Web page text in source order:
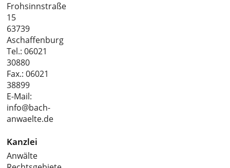
Frohsinnstraße
15
63739
Aschaffenburg
Tel.:06021
30880
Fax.: 06021
38899
E-Mail:
info@bach-
anwaelte.de
Kanzlei
Anwälte